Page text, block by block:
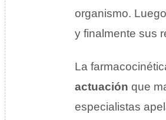
organismo.
y finalmente sus
La
actuación que
especialistas